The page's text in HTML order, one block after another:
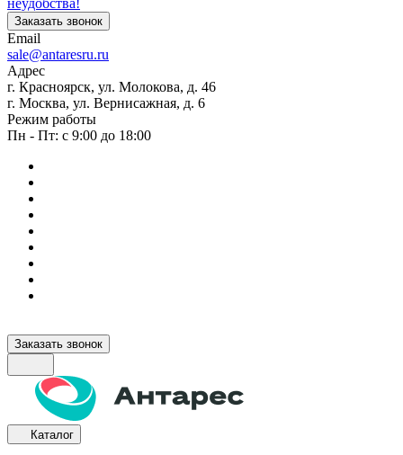
неудобства!
Заказать звонок
Email
sale@antaresru.ru
Адрес
г. Красноярск, ул. Молокова, д. 46
г. Москва, ул. Вернисажная, д. 6
Режим работы
Пн - Пт: с 9:00 до 18:00
Заказать звонок
Каталог